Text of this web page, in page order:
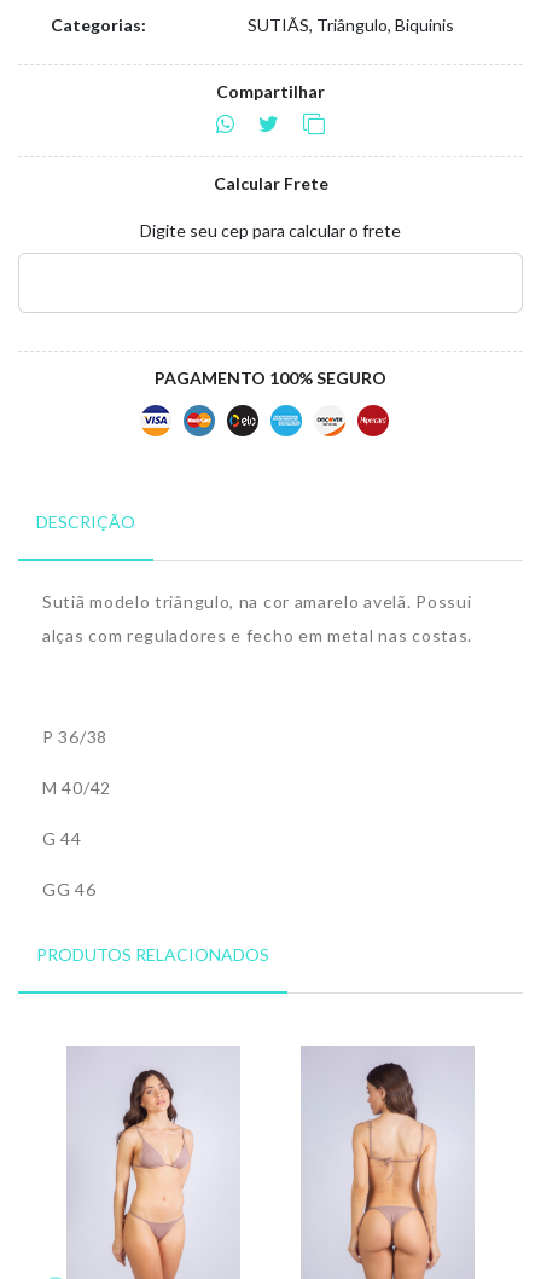
Categorias: SUTIÃS, Triângulo, Biquinis
Compartilhar
Calcular Frete
Digite seu cep para calcular o frete
PAGAMENTO 100% SEGURO
DESCRIÇÃO
Sutiã modelo triângulo, na cor amarelo avelã. Possui
alças com reguladores e fecho em metal nas costas.
P 36/38
M 40/42
G 44
GG 46
PRODUTOS RELACIONADOS